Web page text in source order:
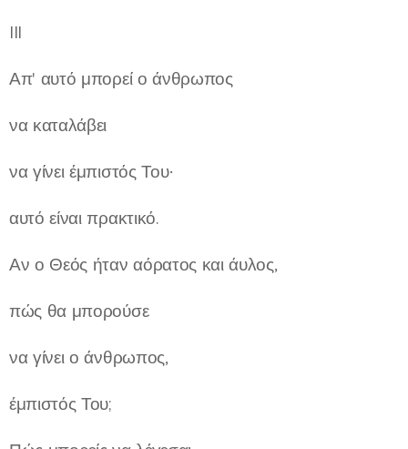
III
Απ' αυτό μπορεί ο άνθρωπος
να καταλάβει
να γίνει έμπιστός Του·
αυτό είναι πρακτικό.
Αν ο Θεός ήταν αόρατος και άυλος,
πώς θα μπορούσε
να γίνει ο άνθρωπος,
έμπιστός Του;